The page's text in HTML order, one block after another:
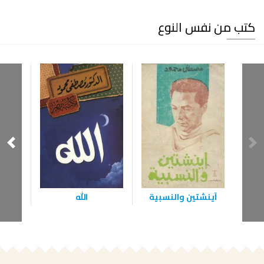
كتب من نفس النوع
آينشتين والنسبية الله